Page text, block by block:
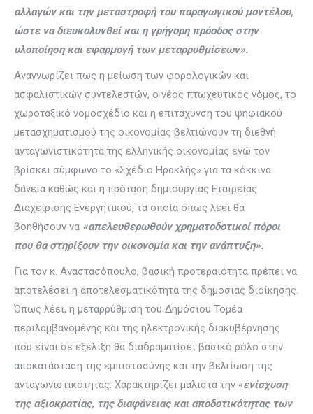
αλλαγών και την μεταστροφή του παραγωγικού μοντέλου,
ώστε να διευκολυνθεί και η γρήγορη πρόοδος στην
υλοποίηση και εφαρμογή των μεταρρυθμίσεων».
Αναγνωρίζει πως η μείωση των φορολογικών και
ασφαλιστικών συντελεστών, ο νέος πτωχευτικός νόμος, το
χωροταξικό νομοσχέδιο και η επιτάχυνση του ψηφιακού
μετασχηματισμού της οικονομίας βελτιώνουν τη διεθνή
ανταγωνιστικότητα της ελληνικής οικονομίας ενώ τον
βρίσκει σύμφωνο το «Σχέδιο Ηρακλής» για τα κόκκινα
δάνεια καθώς και η πρόταση δημιουργίας Εταιρείας
Διαχείρισης Ενεργητικού, τα οποία όπως λέει θα
βοηθήσουν να «απελευθερωθούν χρηματοδοτικοί πόροι
που θα στηρίξουν την οικονομία και την ανάπτυξη».
Για τον κ. Αναστασόπουλο, βασική προτεραιότητα πρέπει να
αποτελέσει η αποτελεσματικότητα της δημόσιας διοίκησης.
Όπως λέει, η μεταρρύθμιση του Δημόσιου Τομέα
περιλαμβανομένης και της ηλεκτρονικής διακυβέρνησης
που είναι σε εξέλιξη θα διαδραματίσει βασικό ρόλο στην
αποκατάσταση της εμπιστοσύνης και την βελτίωση της
ανταγωνιστικότητας. Χαρακτηρίζει μάλιστα την «ενίσχυση
της αξιοκρατίας, της διαφάνειας και αποδοτικότητας των